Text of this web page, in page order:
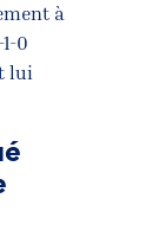
à
0
lui